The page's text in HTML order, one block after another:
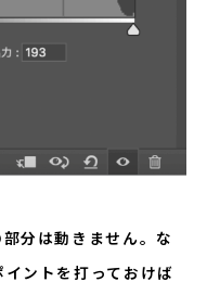
分は動きません。な
ントを打っておけば